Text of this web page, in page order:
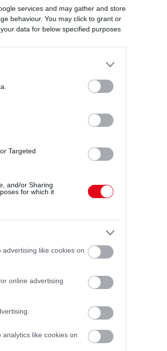
services and may gather and store
behaviour. You may click to grant or
data for below specified purposes
Targeted
and/or Sharing
for which it
like cookies on
online advertising
like cookies on
egy közös
számos díjat
a